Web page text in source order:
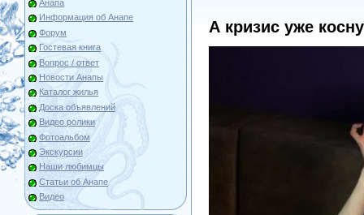
Анапа
Информация об Анапе
Форум
Гостевая книга
Вопрос / ответ
Новости Анапы
Каталог жилья
Доска объявлений
Видео ролики
Фотоальбом
Экскурсии
Наши любимцы
Статьи об Анапе
Видео
А кризис уже